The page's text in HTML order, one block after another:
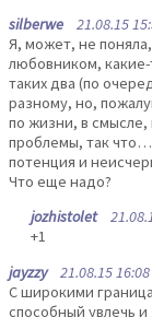
silberwe 21.08.15
Я, может, не
любовником,
таких два (по
разному, но,
по жизни, в смысле,
проблемы, так что…
потенция и
Что еще надо?
jozhistolet
+1
jayzzy21.08.15 16:08
С широкими
способный увлечь